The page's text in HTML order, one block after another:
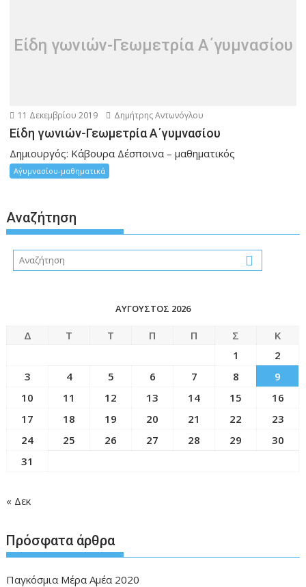
ρ
θ
ν
Είδη γωνιών-Γεωμετρία Α΄γυμνασίου
11 Δεκεμβρίου 2019 Δημήτρης Αντωνόγλου
Είδη γωνιών-Γεωμετρία Α΄γυμνασίου
Δημιουργός: Κάβουρα Δέσποινα – μαθηματικός
Α΄γυμνασίου-μαθηματικά
Αναζήτηση
ΑΎΓΟΥΣΤΟΣ 2026
Δ Τ Τ Π Π Σ
Κ
1
2
3
4 5 6 7 8
9
10
11 12 13 14 15
16
17
18 19 20 21 22
23
24
25 26 27 28 29
30
31
« Δεκ
Πρόσφατα άρθρα
Παγκόσμια Μέρα Αμέα 2020